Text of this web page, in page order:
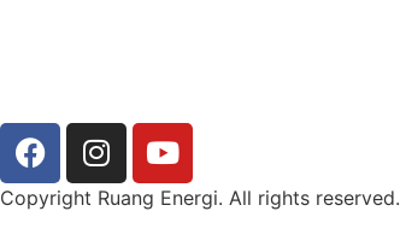
Copyright Ruang Energi. All rights reserved.